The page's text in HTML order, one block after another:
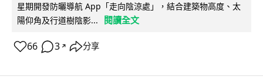
星期開發防曬導航 App「走向陰涼處」，結合建築物高度、太
陽仰角及行道樹陰影...
閱讀全文
66 3 ↗ 分享